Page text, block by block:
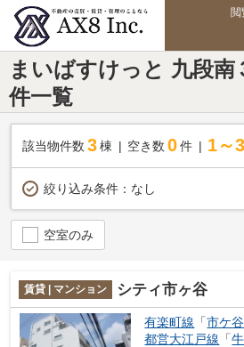
閲
まいばすけっと 九段南
件一覧
該当物件数 3棟 空き数 0 件 1～3
絞り込み条件： なし
空室のみ
賃貸 | マンション シティ市ヶ谷
有楽町線 「市ケ谷
都営大江戸線 「